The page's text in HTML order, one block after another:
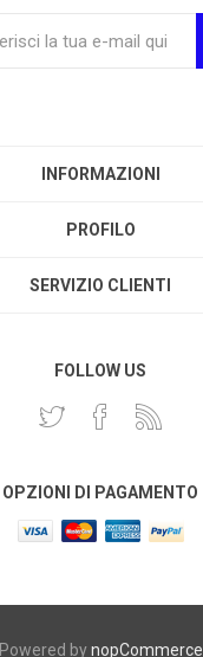
INFORMAZIONI
PROFILO
SERVIZIO CLIENTI
FOLLOW US
OPZIONI DI PAGAMENTO
Powered bynopCommerce